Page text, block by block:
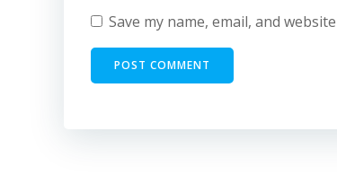
Save my name, email, and